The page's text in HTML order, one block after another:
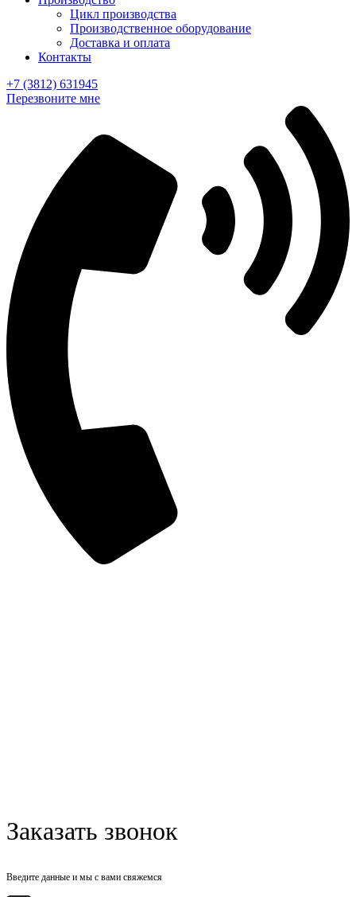
Цикл производства
Производственное оборудование
Доставка и оплата
Контакты
+7 (3812) 631945
Перезвоните мне
Заказать звонок
Введите данные и мы с вами свяжемся